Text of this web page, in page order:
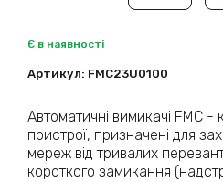
Є в наявності
Артикул: FMC23U0100
Автоматичні вимикачі FMC -
пристрої, призначені для
мереж від тривалих
короткого замикання